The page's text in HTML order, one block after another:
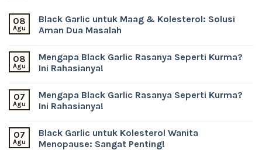
08
Agu
Black Garlic untuk Maag & Kolesterol: Solusi
Aman Dua Masalah
08
Agu
Mengapa Black Garlic Rasanya Seperti Kurma?
Ini Rahasianya!
07
Agu
Mengapa Black Garlic Rasanya Seperti Kurma?
Ini Rahasianya!
07
Agu
Black Garlic untuk Kolesterol Wanita
Menopause: Sangat Penting!